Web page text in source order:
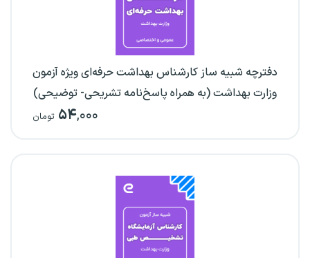
دفترچه شبیه ساز کارشناس بهداشت حرفه‌ای ویژه آزمون
وزارت بهداشت (به همراه پاسخ‌نامه تشریحی- توضیحی)
۵۴,۰۰۰ تومان